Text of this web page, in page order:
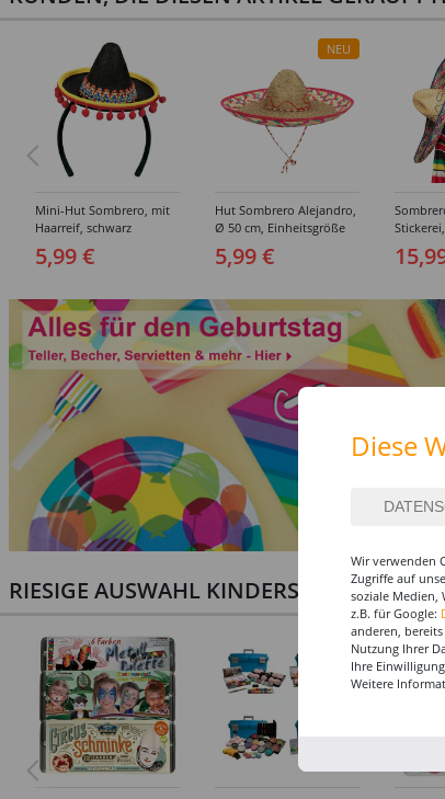
Mini-Hut Sombrero, mit
Haarreif, schwarz
5,99 €
NEU
Hut Sombrero Alejandro,
Ø 50 cm, Einheitsgröße
5,99 €
RIESIGE AUSWAHL KINDERSCHMINKEN,
Diese
Wir verwenden
Zugriffe auf
soziale Medien,
z.B. für Google:
anderen,
Nutzung Ihrer
Ihre
Weitere